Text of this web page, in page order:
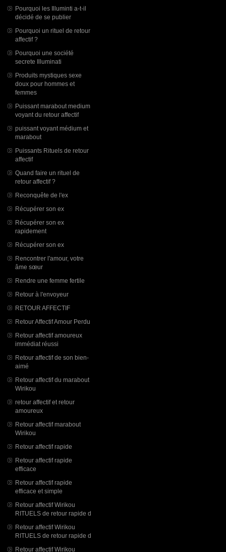
Pourquoi les Illuminti a-t-il
décidé de se publier
Pourquoi un rituel de retour
affectif ?
Pourquoi une société
secrete Illuminati
Produits mystiques sexe
doux pour hommes et
femmes
Puissant marabout medium
voyant du retour affectif
puissant voyant médium et
marabout
Puissants Rituels de retour
affectif
Quand faire un rituel de
retour affectif ?
Reconquête de l'ex
Récupérer son ex
Récupérer son ex
rapidement
Récupérer son ex
Rencontrer l'amour, votre
âme sœur
Rendre une femme fertile
Retour à l'envoyeur
RETOUR AFFECTIF
Retour Affectif Amour Perdu
Retour affectif amoureux
immédiat réussi
Retour affectif de son bien-
aimé
Retour affectif du marabout
Wirikou
retour affectif et retour
amoureux
Retour affectif marabout
Wirikou
Retour affectif rapide
Retour affectif rapide
efficace
Retour affectif rapide
efficace et simple
Retour affectif Wirikou
RITUELS de retour rapide d
Retour affectif Wirikou
RITUELS de retour rapide d
Retour affectif Wirikou